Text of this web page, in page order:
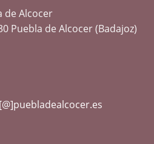
de Alcocer
Puebla de Alcocer (Badajoz)